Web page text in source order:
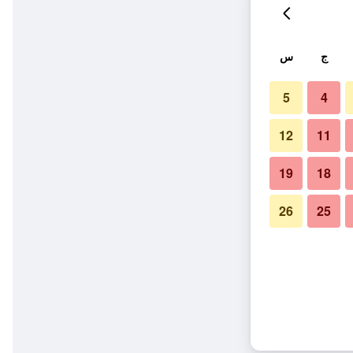
ج س
4
5
11
12
18
19
25
26